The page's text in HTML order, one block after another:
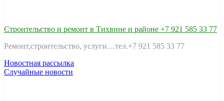
Строительство и ремонт в Тихвине и районе +7 921 585 33 77
Ремонт,строительство, услуги…тел.+7 921 585 33 77
Новостная рассылка
Случайные новости